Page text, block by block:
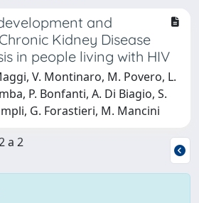
and
Kidney Disease
in people living with HIV
V. Montinaro, M. Povero, L.
P. Bonfanti, A. Di Biagio, S.
G. Forastieri, M. Mancini
a 2